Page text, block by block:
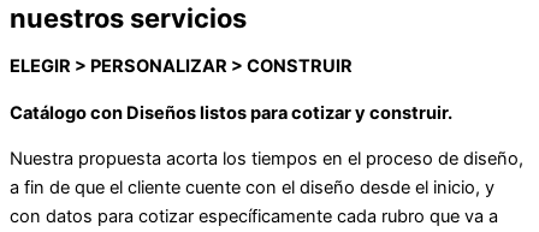
nuestros servicios
ELEGIR > PERSONALIZAR > CONSTRUIR
Catálogo con Diseños listos para cotizar y construir.
Nuestra propuesta acorta los tiempos en el proceso de diseño,
a fin de que el cliente cuente con el diseño desde el inicio, y
con datos para cotizar específicamente cada rubro que va a